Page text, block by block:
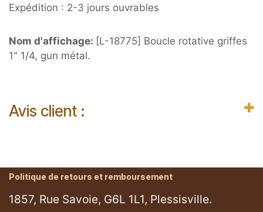
Expédition : 2-3 jours ouvrables
Nom d'affichage: [L-18775] Boucle rotative griffes
1" 1/4, gun métal.
Avis client :
Politique de retours et remboursement
1857, Rue Savoie, G6L 1L1, Plessisville.